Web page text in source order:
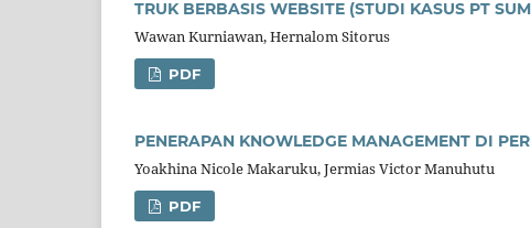
TRUK BERBASIS WEBSITE (STUDI KASUS PT
Wawan Kurniawan, Hernalom Sitorus
PDF
PENERAPAN KNOWLEDGE MANAGEMENT DI
Yoakhina Nicole Makaruku, Jermias Victor Manuhutu
PDF